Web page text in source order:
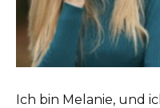
Ich bin Melanie, und